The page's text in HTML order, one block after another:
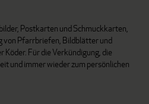
Postkarten und Schmuckkarten,
von Pfarrbriefen, Bildblätter und
Für die Verkündigung, die
und immer wieder zum persönlichen